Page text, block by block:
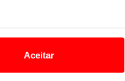
lhe proporcionar
Aceitar